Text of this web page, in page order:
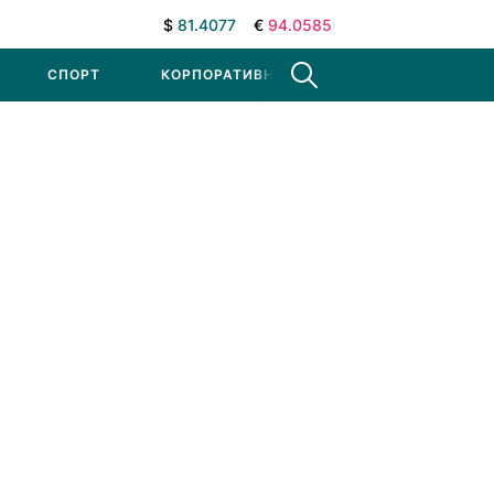
$ 81.4077 € 94.0585
СПОРТ КОРПОРАТИВНЫЕ НОВОСТИ